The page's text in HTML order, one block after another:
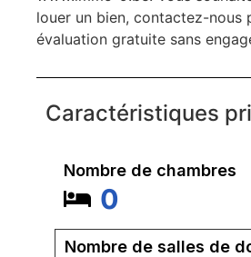
louer un bien, contactez-nous
évaluation gratuite sans
Caractéristiques
Nombre de chambres
0
Nombre de salles de